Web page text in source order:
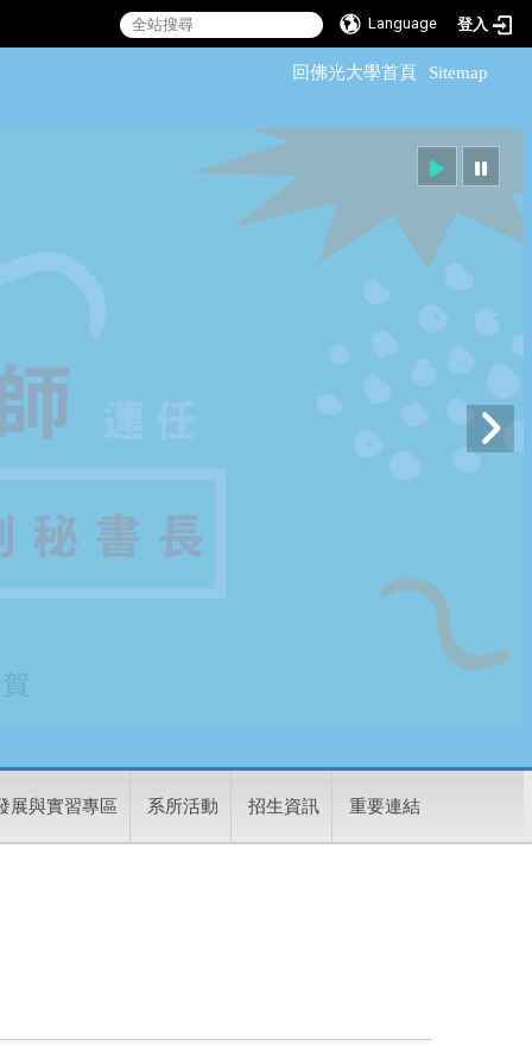
Language 登入
回佛光大學首頁 Sitemap
展與實習專區 系所活動 招生資訊 重要連結